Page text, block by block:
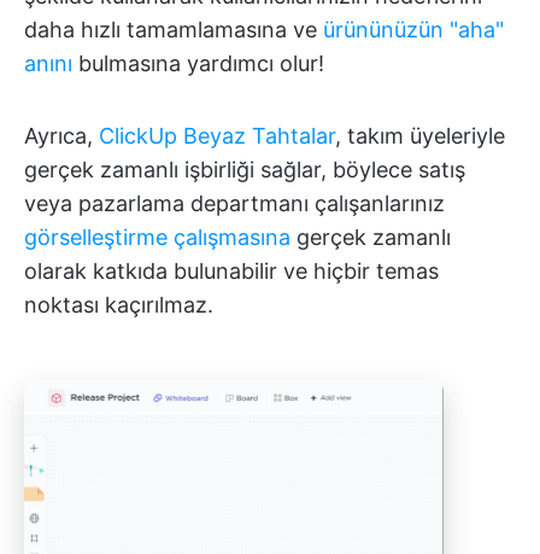
daha hızlı tamamlamasına ve ürününüzün "aha"
anını bulmasına yardımcı olur!
Ayrıca, ClickUp Beyaz Tahtalar, takım üyeleriyle
gerçek zamanlı işbirliği sağlar, böylece satış
veya pazarlama departmanı çalışanlarınız
görselleştirme çalışmasına gerçek zamanlı
olarak katkıda bulunabilir ve hiçbir temas
noktası kaçırılmaz.